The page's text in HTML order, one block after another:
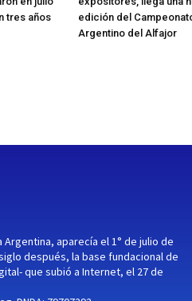
tres años
edición del
Argentino del Alfajor
aparecía el 1° de julio de
después, la base fundacional de
que subió a Internet, el 27 de